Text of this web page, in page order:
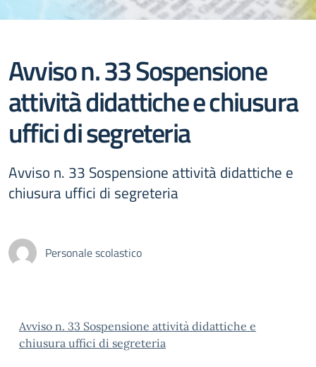
Avviso n. 33 Sospensione
attività didattiche e chiusura
uffici di segreteria
Avviso n. 33 Sospensione attività didattiche e
chiusura uffici di segreteria
Personale scolastico
Avviso n. 33 Sospensione attività didattiche e
chiusura uffici di segreteria